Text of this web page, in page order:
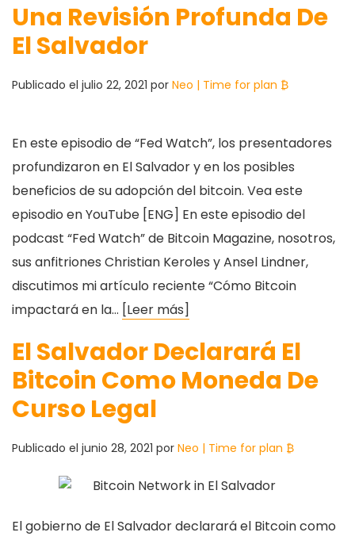
Una Revisión Profunda De
El Salvador
Publicado el julio 22, 2021 por Neo | Time for plan ₿
En este episodio de “Fed Watch”, los presentadores
profundizaron en El Salvador y en los posibles
beneficios de su adopción del bitcoin. Vea este
episodio en YouTube [ENG] En este episodio del
podcast “Fed Watch” de Bitcoin Magazine, nosotros,
sus anfitriones Christian Keroles y Ansel Lindner,
discutimos mi artículo reciente “Cómo Bitcoin
impactará en la… [Leer más]
El Salvador Declarará El
Bitcoin Como Moneda De
Curso Legal
Publicado el junio 28, 2021 por Neo | Time for plan ₿
El gobierno de El Salvador declarará el Bitcoin como